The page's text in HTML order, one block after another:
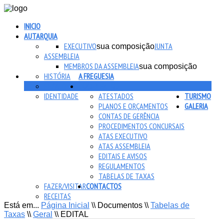
INICIO
AUTARQUIA
JUNTA
EXECUTIVOsua composição
ASSEMBLEIA
MEMBROS DA ASSEMBLEIAsua composição
A FREGUESIA
HISTÓRIA
HERÁLDICA
IDENTIDADE
ATESTADOS
PLANOS E ORÇAMENTOS
CONTAS DE GERÊNCIA
PROCEDIMENTOS CONCURSAIS
ATAS EXECUTIVO
ATAS ASSEMBLEIA
EDITAIS E AVISOS
REGULAMENTOS
TABELAS DE TAXAS
TURISMO
FAZER/VISITAR
RECEITAS
GALERIA
CONTACTOS
Está em... Página Inicial \\ Documentos \\ Tabelas de
Taxas \\ Geral \\ EDITAL